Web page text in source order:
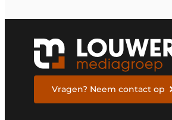
Vragen? Neem contact op